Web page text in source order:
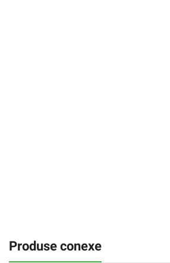
Produse conexe